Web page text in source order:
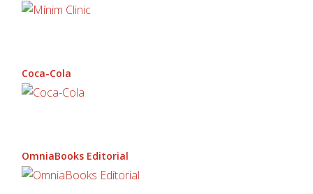
Coca-Cola
OmniaBooks Editorial